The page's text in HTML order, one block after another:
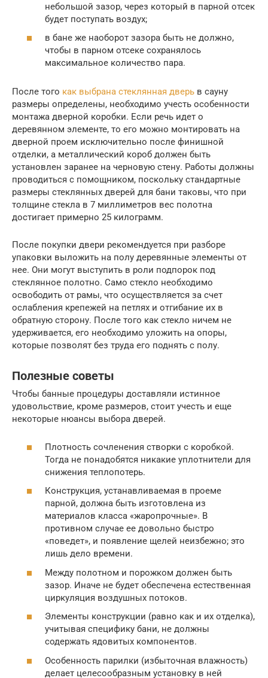
небольшой зазор, через который в парной отсек
будет поступать воздух;
в бане же наоборот зазора быть не должно,
чтобы в парном отсеке сохранялось
максимальное количество пара.
После того как выбрана стеклянная дверь в сауну
размеры определены, необходимо учесть особенности
монтажа дверной коробки. Если речь идет о
деревянном элементе, то его можно монтировать на
дверной проем исключительно после финишной
отделки, а металлический короб должен быть
установлен заранее на черновую стену. Работы должны
проводиться с помощником, поскольку стандартные
размеры стеклянных дверей для бани таковы, что при
толщине стекла в 7 миллиметров вес полотна
достигает примерно 25 килограмм.
После покупки двери рекомендуется при разборе
упаковки выложить на полу деревянные элементы от
нее. Они могут выступить в роли подпорок под
стеклянное полотно. Само стекло необходимо
освободить от рамы, что осуществляется за счет
ослабления крепежей на петлях и отгибание их в
обратную сторону. После того как стекло ничем не
удерживается, его необходимо уложить на опоры,
которые позволят без труда его поднять с полу.
Полезные советы
Чтобы банные процедуры доставляли истинное
удовольствие, кроме размеров, стоит учесть и еще
некоторые нюансы выбора дверей.
Плотность сочленения створки с коробкой.
Тогда не понадобятся никакие уплотнители для
снижения теплопотерь.
Конструкция, устанавливаемая в проеме
парной, должна быть изготовлена из
материалов класса «жаропрочные». В
противном случае ее довольно быстро
«поведет», и появление щелей неизбежно; это
лишь дело времени.
Между полотном и порожком должен быть
зазор. Иначе не будет обеспечена естественная
циркуляция воздушных потоков.
Элементы конструкции (равно как и их отделка),
учитывая специфику бани, не должны
содержать ядовитых компонентов.
Особенность парилки (избыточная влажность)
делает целесообразным установку в ней